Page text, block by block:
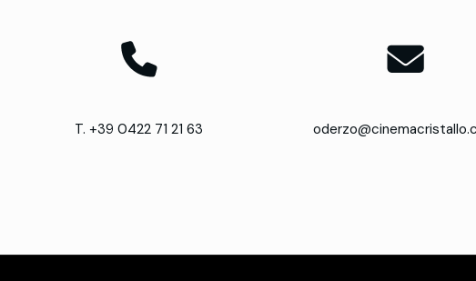
T. +39 0422 71 21 63